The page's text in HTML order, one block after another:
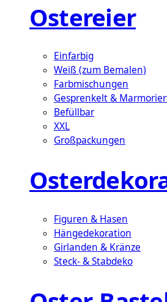
Ostereier
Einfarbig
Weiß (zum Bemalen)
Farbmischungen
Gesprenkelt &
Befüllbar
XXL
Großpackungen
Figuren & Hasen
Hängedekoration
Girlanden & Kränze
Steck- & Stabdeko